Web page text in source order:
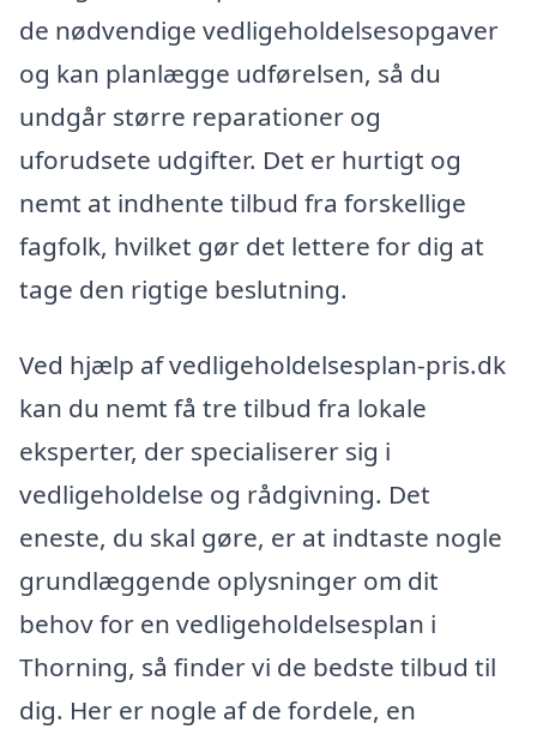
de nødvendige vedligeholdelsesopgaver
og kan planlægge udførelsen, så du
undgår større reparationer og
uforudsete udgifter. Det er hurtigt og
nemt at indhente tilbud fra forskellige
fagfolk, hvilket gør det lettere for dig at
tage den rigtige beslutning.
Ved hjælp af vedligeholdelsesplan-pris.dk
kan du nemt få tre tilbud fra lokale
eksperter, der specialiserer sig i
vedligeholdelse og rådgivning. Det
eneste, du skal gøre, er at indtaste nogle
grundlæggende oplysninger om dit
behov for en vedligeholdelsesplan i
Thorning, så finder vi de bedste tilbud til
dig. Her er nogle af de fordele, en